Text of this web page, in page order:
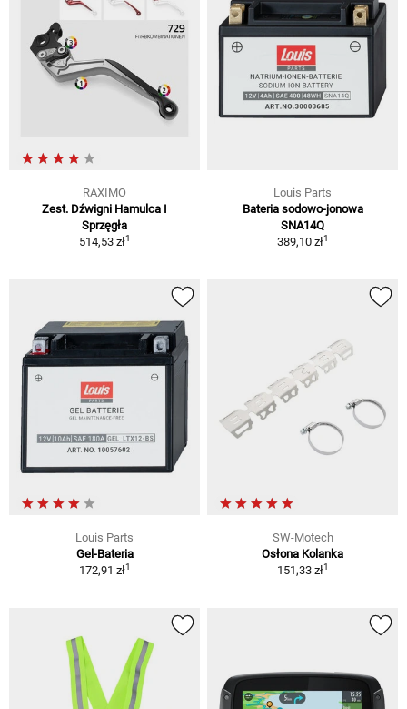
RAXIMO
Zest. Dźwigni Hamulca I
Sprzęgła
514,53 zł1
Louis Parts
Bateria sodowo-jonowa
SNA14Q
389,10 zł1
Louis Parts
Gel-Bateria
172,91 zł1
SW-Motech
Osłona Kolanka
151,33 zł1